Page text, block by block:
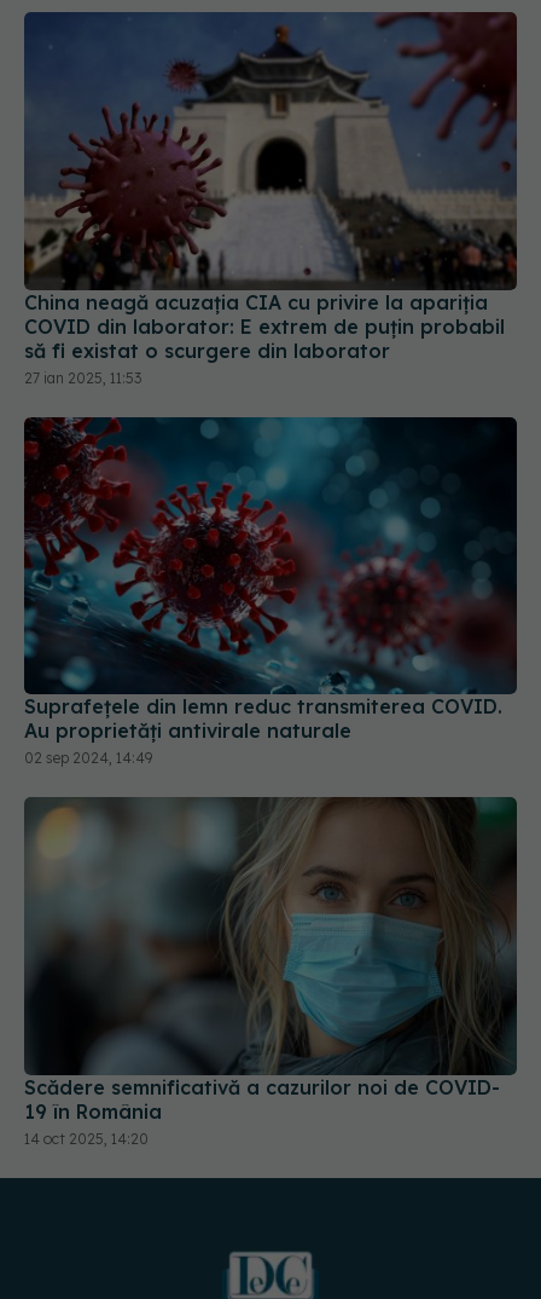
China neagă acuzația CIA cu privire la apariția
COVID din laborator: E extrem de puţin probabil
să fi existat o scurgere din laborator
27 ian 2025, 11:53
Suprafețele din lemn reduc transmiterea COVID.
Au proprietăți antivirale naturale
02 sep 2024, 14:49
Scădere semnificativă a cazurilor noi de COVID-
19 în România
14 oct 2025, 14:20